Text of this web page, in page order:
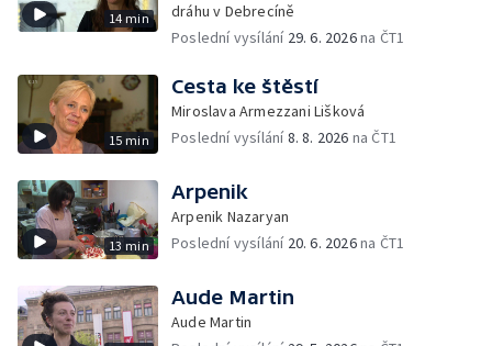
14 min
dráhu v Debrecíně
Poslední vysílání 29. 6. 2026na ČT1
15 min
Cesta ke štěstí
Miroslava Armezzani Lišková
Poslední vysílání8. 8. 2026 na ČT1
13 min
Arpenik
Arpenik Nazaryan
Poslední vysílání 20. 6. 2026na ČT1
Aude Martin
Aude Martin